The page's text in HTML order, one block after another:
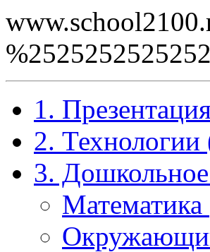
1.
2. Технологии
3.
Математика